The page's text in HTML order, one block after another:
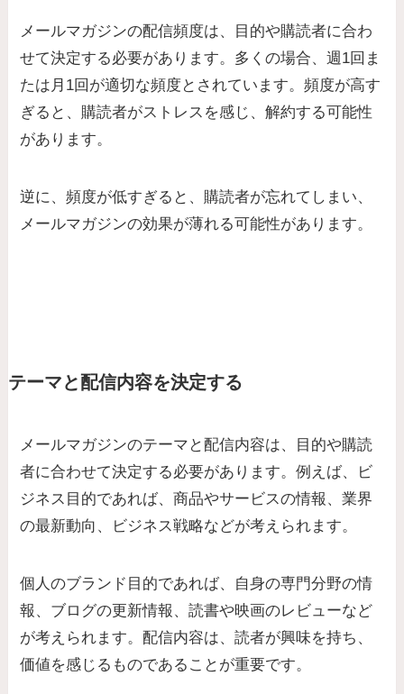
メールマガジンの配信頻度は、目的や購読者に合わ
せて決定する必要があります。多くの場合、週1回ま
たは月1回が適切な頻度とされています。頻度が高す
ぎると、購読者がストレスを感じ、解約する可能性
があります。
逆に、頻度が低すぎると、購読者が忘れてしまい、
メールマガジンの効果が薄れる可能性があります。
テーマと配信内容を決定する
メールマガジンのテーマと配信内容は、目的や購読
者に合わせて決定する必要があります。例えば、ビ
ジネス目的であれば、商品やサービスの情報、業界
の最新動向、ビジネス戦略などが考えられます。
個人のブランド目的であれば、自身の専門分野の情
報、ブログの更新情報、読書や映画のレビューなど
が考えられます。配信内容は、読者が興味を持ち、
価値を感じるものであることが重要です。